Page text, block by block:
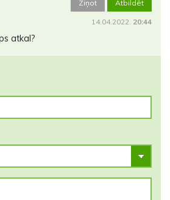
Ziņot Atbildēt
14.04.2022. 20:44
atkal?